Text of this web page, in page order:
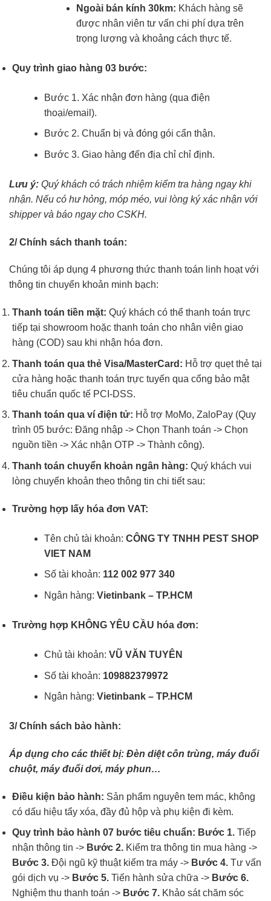
Ngoài bán kính 30km: Khách hàng sẽ
được nhân viên tư vấn chi phí dựa trên
trọng lượng và khoảng cách thực tế.
Quy trình giao hàng 03 bước:
Bước 1. Xác nhận đơn hàng (qua điện
thoại/email).
Bước 2. Chuẩn bị và đóng gói cẩn thận.
Bước 3. Giao hàng đến địa chỉ chỉ định.
Lưu ý: Quý khách có trách nhiệm kiểm tra hàng ngay khi
nhận. Nếu có hư hỏng, móp méo, vui lòng ký xác nhận với
shipper và báo ngay cho CSKH.
2/ Chính sách thanh toán:
Chúng tôi áp dụng 4 phương thức thanh toán linh hoạt với
thông tin chuyển khoản minh bạch:
Thanh toán tiền mặt: Quý khách có thể thanh toán trực
tiếp tại showroom hoặc thanh toán cho nhân viên giao
hàng (COD) sau khi nhận hóa đơn.
Thanh toán qua thẻ Visa/MasterCard: Hỗ trợ quẹt thẻ tại
cửa hàng hoặc thanh toán trực tuyến qua cổng bảo mật
tiêu chuẩn quốc tế PCI-DSS.
Thanh toán qua ví điện tử: Hỗ trợ MoMo, ZaloPay (Quy
trình 05 bước: Đăng nhập -> Chọn Thanh toán -> Chọn
nguồn tiền -> Xác nhận OTP -> Thành công).
Thanh toán chuyển khoản ngân hàng: Quý khách vui
lòng chuyển khoản theo thông tin chi tiết sau:
Trường hợp lấy hóa đơn VAT:
Tên chủ tài khoản: CÔNG TY TNHH PEST SHOP
VIET NAM
Số tài khoản: 112 002 977 340
Ngân hàng: Vietinbank – TP.HCM
Trường hợp KHÔNG YÊU CẦU hóa đơn:
Chủ tài khoản: VŨ VĂN TUYÊN
Số tài khoản: 109882379972
Ngân hàng: Vietinbank – TP.HCM
3/ Chính sách bảo hành:
Áp dụng cho các thiết bị: Đèn diệt côn trùng, máy đuổi
chuột, máy đuổi dơi, máy phun…
Điều kiện bảo hành: Sản phẩm nguyên tem mác, không
có dấu hiệu tẩy xóa, đầy đủ hộp và phụ kiện đi kèm.
Quy trình bảo hành 07 bước tiêu chuẩn: Bước 1. Tiếp
nhận thông tin -> Bước 2. Kiểm tra thông tin mua hàng ->
Bước 3. Đội ngũ kỹ thuật kiểm tra máy -> Bước 4. Tư vấn
gói dịch vụ -> Bước 5. Tiến hành sửa chữa -> Bước 6.
Nghiệm thu thanh toán -> Bước 7. Khảo sát chăm sóc